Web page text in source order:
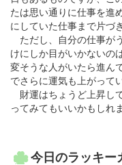
たは思い通りに仕事を進
にしていた仕事まで片づ
ただし、自分の仕事が
けにしか目がいかないの
変そうな人がいたら進ん
でさらに運気も上がって
財運はちょうど上昇し
ってみてもいいかもしれ
今日のラッキー